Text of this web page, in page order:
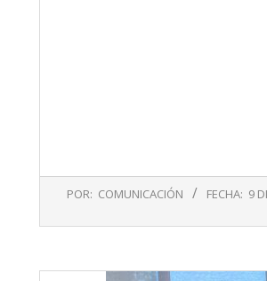
09
POR: COMUNICACIÓN FECHA: 9